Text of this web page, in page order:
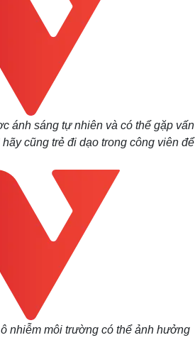
ánh sáng tự nhiên và có thể gặp vấn
cũng trẻ đi dạo trong công viên để
nhiễm môi trường có thể ảnh hưởng